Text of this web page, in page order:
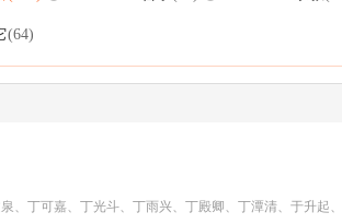
(64)
、丁可嘉、丁光斗、丁雨兴、丁殿卿、丁潭清、于升起